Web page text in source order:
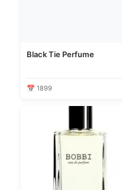
Black Tie Perfume
📅 1899